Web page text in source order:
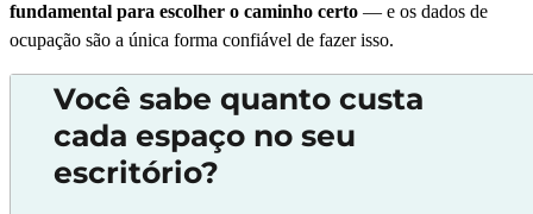
fundamental para escolher o caminho certo — e os dados de
ocupação são a única forma confiável de fazer isso.
Você sabe quanto custa
cada espaço no seu
escritório?